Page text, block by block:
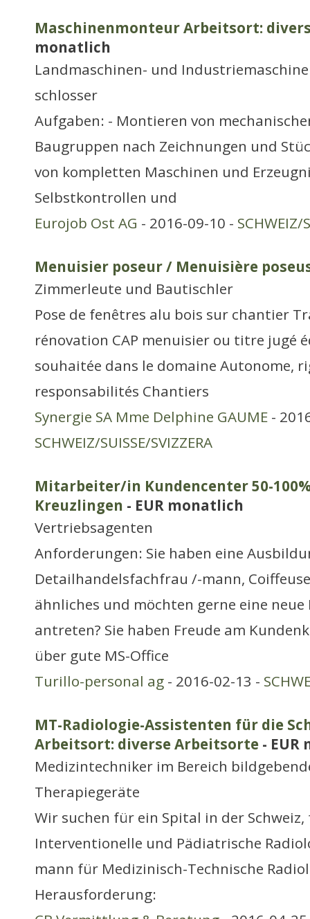
Maschinenmonteur Arbeitsort:
monatlich
Landmaschinen- und
schlosser
Aufgaben: - Montieren von
Baugruppen nach Zeichnungen und
von kompletten Maschinen und
Selbstkontrollen und
Eurojob Ost AG - 2016-09-10 - SCHWEIZ/
Menuisier poseur / Menuisière
Zimmerleute und Bautischler
Pose de fenêtres alu bois sur chantier
rénovation CAP menuisier ou titre jugé
souhaitée dans le domaine Autonome,
responsabilités Chantiers
Synergie SA Mme Delphine GAUME -
SCHWEIZ/SUISSE/SVIZZERA
Mitarbeiter/in Kundencenter 50-
Kreuzlingen - EUR monatlich
Vertriebsagenten
Anforderungen: Sie haben eine
Detailhandelsfachfrau /-mann,
ähnliches und möchten gerne eine
antreten? Sie haben Freude am
über gute MS-Office
Turillo-personal ag - 2016-02-13 -
MT-Radiologie-Assistenten für die
Arbeitsort: diverse Arbeitsorte -
Medizintechniker im Bereich
Therapiegeräte
Wir suchen für ein Spital in der
Interventionelle und Pädiatrische
mann für Medizinisch-Technische
Herausforderung: